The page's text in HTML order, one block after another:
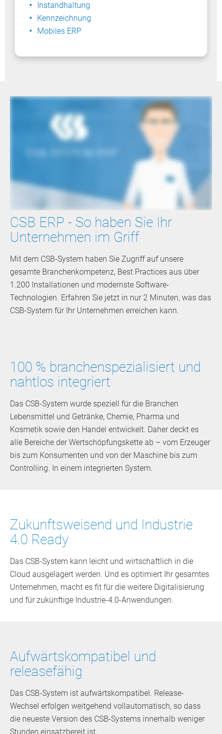
Instandhaltung
Kennzeichnung
Mobiles ERP
CSB ERP - So haben Sie Ihr
Unternehmen im Griff
Mit dem CSB-System haben Sie Zugriff auf unsere
gesamte Branchenkompetenz, Best Practices aus über
1.200 Installationen und modernste Software-
Technologien. Erfahren Sie jetzt in nur 2 Minuten, was das
CSB-System für Ihr Unternehmen erreichen kann.
100 % branchenspezialisiert und
nahtlos integriert
Das CSB-System wurde speziell für die Branchen
Lebensmittel und Getränke, Chemie, Pharma und
Kosmetik sowie den Handel entwickelt. Daher deckt es
alle Bereiche der Wertschöpfungskette ab – vom Erzeuger
bis zum Konsumenten und von der Maschine bis zum
Controlling. In einem integrierten System.
Zukunftsweisend und Industrie
4.0 Ready
Das CSB-System kann leicht und wirtschaftlich in die
Cloud ausgelagert werden. Und es optimiert Ihr gesamtes
Unternehmen, macht es fit für die weitere Digitalisierung
und für zukünftige Industrie-4.0-Anwendungen.
Aufwärtskompatibel und
releasefähig
Das CSB-System ist aufwärtskompatibel. Release-
Wechsel erfolgen weitgehend vollautomatisch, so dass
die neueste Version des CSB-Systems innerhalb weniger
Stunden einsatzbereit ist.